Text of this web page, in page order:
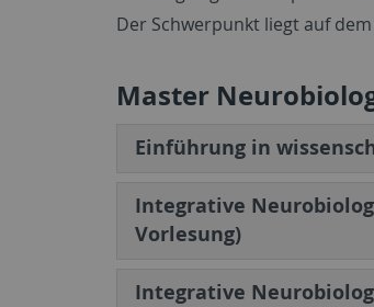
Der Schwerpunkt liegt auf
Master
Einführung in
Integrative
Vorlesung)
Integrative